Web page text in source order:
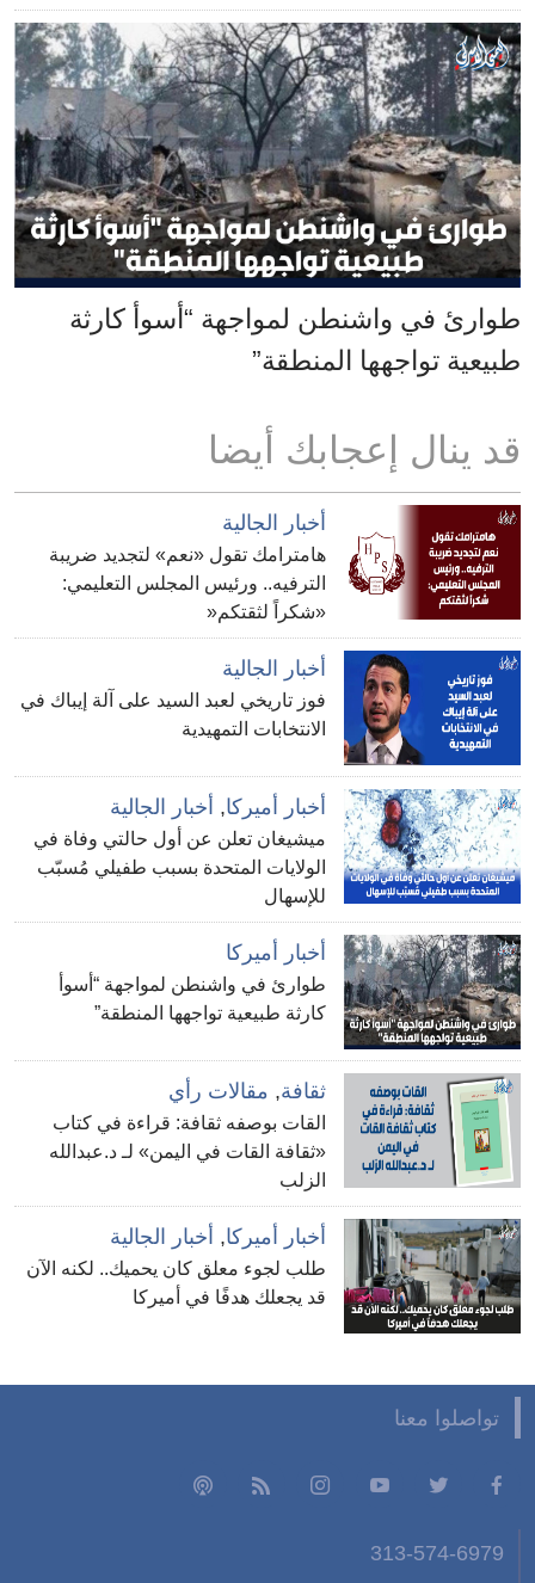
طوارئ في واشنطن لمواجهة “أسوأ كارثة
طبيعية تواجهها المنطقة”
قد ينال إعجابك أيضا
أخبار الجالية
هامترامك تقول «نعم» لتجديد ضريبة
الترفيه.. ورئيس المجلس التعليمي:
«شكراً لثقتكم«
أخبار الجالية
فوز تاريخي لعبد السيد على آلة إيباك في
الانتخابات التمهيدية
أخبار أميركا, أخبار الجالية
ميشيغان تعلن عن أول حالتي وفاة في
الولايات المتحدة بسبب طفيلي مُسبّب
للإسهال
أخبار أميركا
طوارئ في واشنطن لمواجهة “أسوأ
كارثة طبيعية تواجهها المنطقة”
ثقافة, مقالات رأي
القات بوصفه ثقافة: قراءة في كتاب
«ثقافة القات في اليمن» لـ د.عبدالله
الزلب
أخبار أميركا, أخبار الجالية
طلب لجوء معلق كان يحميك.. لكنه الآن
قد يجعلك هدفًا في أميركا
تواصلوا معنا
313-574-6979